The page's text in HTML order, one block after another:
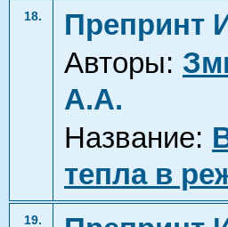
18.
Препринт
Авторы:
А.А.
Название:
тепла в
19.